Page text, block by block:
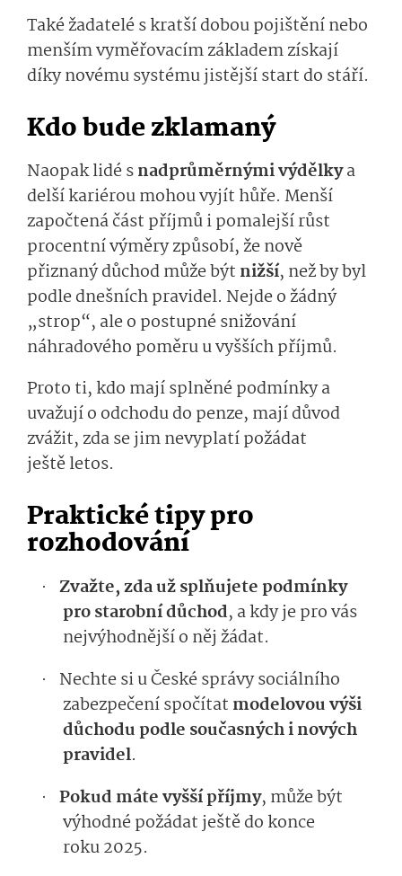
Také žadatelé s kratší dobou pojištění nebo
menším vyměřovacím základem získají
díky novému systému jistější start do stáří.
Kdo bude zklamaný
Naopak lidé snadprůměrnými výdělkya
delší kariérou mohou vyjít hůře. Menší
započtená část příjmů i pomalejší růst
procentní výměry způsobí, že nově
přiznaný důchod může být nižší, než by byl
podle dnešních pravidel. Nejde o žádný
„strop“, ale o postupné snižování
náhradového poměru u vyšších příjmů.
Proto ti, kdo mají splněné podmínky a
uvažují o odchodu do penze, mají důvod
zvážit, zda se jim nevyplatí požádat
ještě letos.
Praktické tipy pro
rozhodování
·
Zvažte, zda už splňujete podmínky
pro starobní důchod, a kdy je pro vás
nejvýhodnější o něj žádat.
·
Nechte si u České správy sociálního
zabezpečení spočítat modelovou výši
důchodu podle současných i nových
pravidel.
· Pokud máte vyšší příjmy, může být
výhodné požádat ještě do konce
roku 2025.